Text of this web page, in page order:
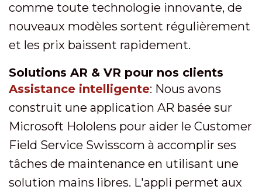
comme toute technologie innovante, de
nouveaux modèles sortent régulièrement
et les prix baissent rapidement.
Solutions AR & VR pour nos clients
Assistance intelligente: Nous avons
construit une application AR basée sur
Microsoft Hololens pour aider le Customer
Field Service Swisscom à accomplir ses
tâches de maintenance en utilisant une
solution mains libres. L'appli permet aux